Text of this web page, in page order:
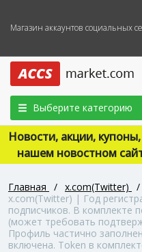
Магазин аккаунтов социальных
Выберите категорию
Новости, акции,
нашем новостном
Главная / x.com(Twitter) /
x.com(Twitter) | Год
подписчиков. В комплекте
(может требовать
Профиль частично
включена. Token в